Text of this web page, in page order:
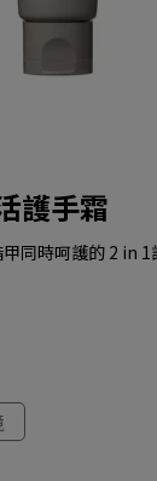
護手霜
同時呵護的 2 in 1